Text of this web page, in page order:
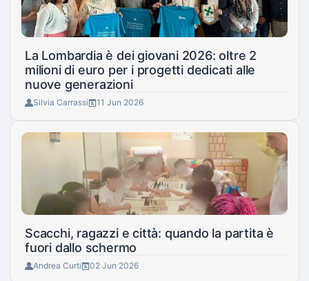
La Lombardia è dei giovani 2026: oltre 2
milioni di euro per i progetti dedicati alle
nuove generazioni
Silvia Carrassi 11 Jun 2026
Scacchi, ragazzi e città: quando la partita è
fuori dallo schermo
Andrea Curti 02 Jun 2026